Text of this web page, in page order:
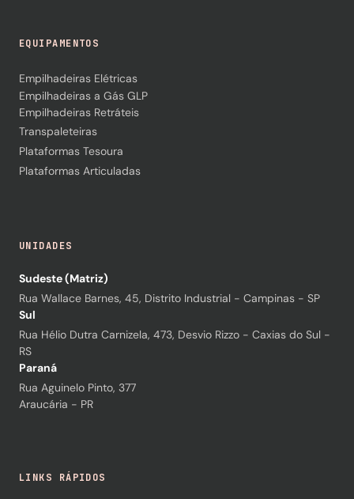
EQUIPAMENTOS
Empilhadeiras Elétricas
Empilhadeiras a Gás GLP
Empilhadeiras Retráteis
Transpaleteiras
Plataformas Tesoura
Plataformas Articuladas
UNIDADES
Sudeste (Matriz)
Rua Wallace Barnes, 45, Distrito Industrial - Campinas - SP
Sul
Rua Hélio Dutra Carnizela, 473, Desvio Rizzo - Caxias do Sul -
RS
Paraná
Rua Aguinelo Pinto, 377
Araucária - PR
LINKS RÁPIDOS